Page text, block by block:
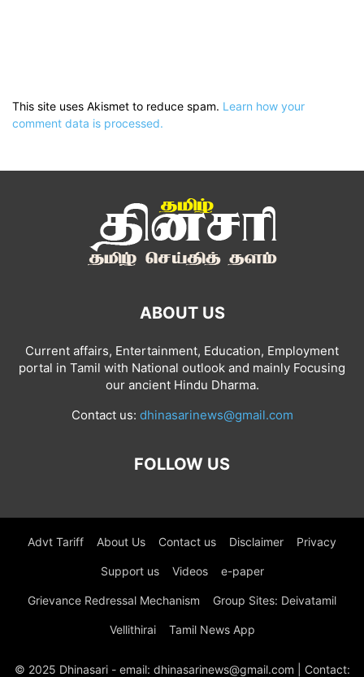
This site uses Akismet to reduce spam. Learn how your
comment data is processed.
ABOUT US
Current affairs, Entertainment, Education, Employment
portal in Tamil with National outlook and mainly Focusing
our ancient Hindu Dharma.
Contact us: dhinasarinews@gmail.com
FOLLOW US
Advt Tariff About Us Contact us Disclaimer Privacy
Support us Videos e-paper
Grievance Redressal Mechanism Group Sites: Deivatamil
Vellithirai Tamil News App
© 2025 Dhinasari - email: dhinasarinews@gmail.com | Contact: